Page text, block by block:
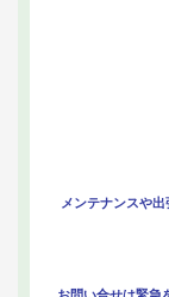
メンテナンスや